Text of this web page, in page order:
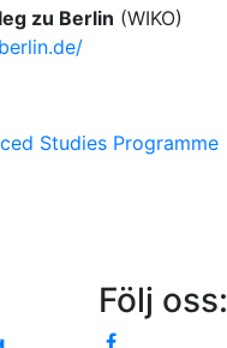
zu Berlin (WIKO)
Studies Programme
Följ oss: